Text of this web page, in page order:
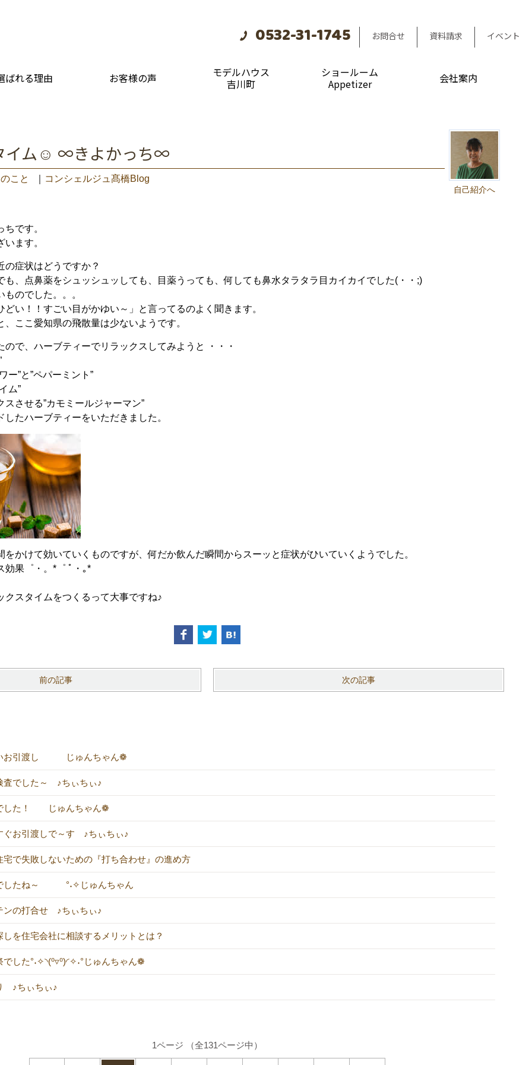
0532-31-1745 お問合せ 資料請求 イベント
ばれる理由 お客様の声
モデルハウス
吉川町
ショールーム
Appetizer
会社案内
自己紹介へ
イム☺ ∞きよかっち∞
こと コンシェルジュ髙橋Blog
です。
ます。
の症状はどうですか？
も、点鼻薬をシュッシュッしても、目薬うっても、何しても鼻水タラタラ目カイカイでした(・・;)
のでした。。。
どい！！すごい目がかゆい～」と言ってるのよく聞きます。
ここ愛知県の飛散量は少ないようです。
ので、ハーブティーでリラックスしてみようと ・・・
ー”と”ペパーミント”
ム”
させる”カモミールジャーマン”
たハーブティーをいただきました。
をかけて効いていくものですが、何だか飲んだ瞬間からスーッと症状がひいていくようでした。
効果゜・。*゜ ﾟ・｡*
クスタイムをつくるって大事ですね♪
前の記事 次の記事
お引渡し じゅんちゃん❁
査でした～ ♪ちぃちぃ♪
した！ じゅんちゃん❁
ぐお引渡しで～す ♪ちぃちぃ♪
宅で失敗しないための『打ち合わせ』の進め方
したね～ °˖✧じゅんちゃん
ンの打合せ ♪ちぃちぃ♪
しを住宅会社に相談するメリットとは？
でした°˖✧◝(⁰▿⁰)◜✧˖°じゅんちゃん❁
♪ちぃちぃ♪
1ページ （全131ページ中）